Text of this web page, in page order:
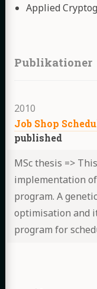
Kurser
Applied
Publikationer
2010
Job Shop
published
MSc thesis =>
implementation
program. A
optimisation and
program for